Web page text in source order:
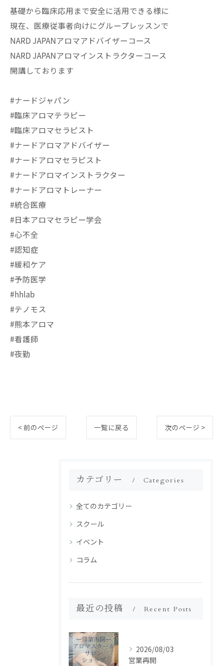
基礎から臨床応用まで安全に活用できる様に
現在、医療従事者向けにグループレッスンで
NARD JAPANアロマアドバイザーコース
NARD JAPANアロマインストラクターコース
開講しております
#ナードジャパン
#臨床アロマテラピー
#臨床アロマセラピスト
#ナードアロマアドバイザー
#ナードアロマセラピスト
#ナードアロマインストラクター
#ナードアロマトレーナー
#統合医療
#日本アロマセラピー学会
#心不全
#認知症
#緩和ケア
#予防医学
#hhlab
#テノモス
#熊本アロマ
#看護師
#夜勤
< 前のページ 一覧に戻る 次のページ >
カテゴリー Categories
全てのカテゴリー
スクール
イベント
コラム
最近の投稿 Recent Posts
2026/08/03
営業再開